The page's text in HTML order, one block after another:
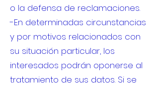
o la defensa de reclamaciones.
-En determinadas circunstancias
y por motivos relacionados con
su situación particular, los
interesados podrán oponerse al
tratamiento de sus datos. Si se